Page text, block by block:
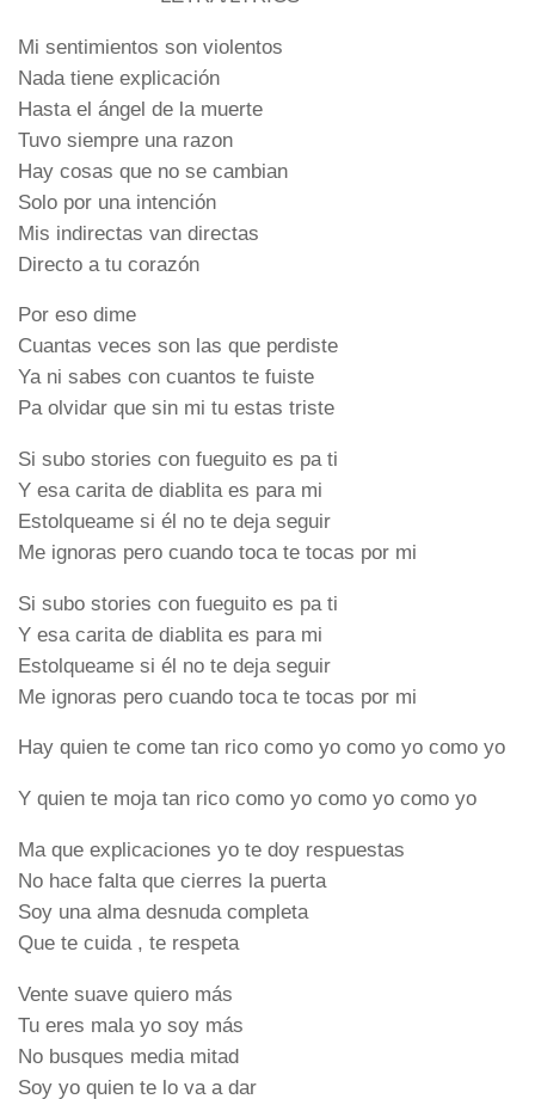
Mi sentimientos son violentos
Nada tiene explicación
Hasta el ángel de la muerte
Tuvo siempre una razon
Hay cosas que no se cambian
Solo por una intención
Mis indirectas van directas
Directo a tu corazón
Por eso dime
Cuantas veces son las que perdiste
Ya ni sabes con cuantos te fuiste
Pa olvidar que sin mi tu estas triste
Si subo stories con fueguito es pa ti
Y esa carita de diablita es para mi
Estolqueame si él no te deja seguir
Me ignoras pero cuando toca te tocas por mi
Si subo stories con fueguito es pa ti
Y esa carita de diablita es para mi
Estolqueame si él no te deja seguir
Me ignoras pero cuando toca te tocas por mi
Hay quien te come tan rico como yo como yo como yo
Y quien te moja tan rico como yo como yo como yo
Ma que explicaciones yo te doy respuestas
No hace falta que cierres la puerta
Soy una alma desnuda completa
Que te cuida , te respeta
Vente suave quiero más
Tu eres mala yo soy más
No busques media mitad
Soy yo quien te lo va a dar